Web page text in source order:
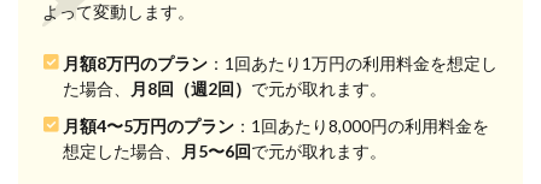
なら
ち？
通い
放題
と都
度払
いの
よって変動します。
月額8万円のプラン ：1回あたり1万円の利用料金を想定し
た場合、
月8回（週2回） で元が取れます。
月額4〜5万円のプラン ：1回あたり8,000円の利用料金を
想定した場合、
月5〜6回で元が取れます。